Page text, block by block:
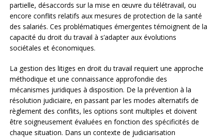
partielle, désaccords sur la mise en œuvre du télétravail, ou
encore conflits relatifs aux mesures de protection de la santé
des salariés. Ces problématiques émergentes témoignent de la
capacité du droit du travail à s’adapter aux évolutions
sociétales et économiques.
La gestion des litiges en droit du travail requiert une approche
méthodique et une connaissance approfondie des
mécanismes juridiques à disposition. De la prévention à la
résolution judiciaire, en passant par les modes alternatifs de
règlement des conflits, les options sont multiples et doivent
être soigneusement évaluées en fonction des spécificités de
chaque situation. Dans un contexte de judiciarisation